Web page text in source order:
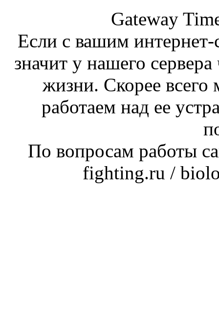
Gateway
Если с вашим интернет-
значит у нашего
жизни. Скорее
работаем над ее
По вопросам работы
fighting.ru /